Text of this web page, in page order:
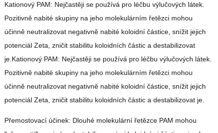
Kationový PAM: Nejčastěji se používá pro léčbu výlučových látek.
Pozitivně nabité skupiny na jeho molekulárním řetězci mohou
účinně neutralizovat negativně nabité koloidní částice, snížit jejich
potenciál Zeta, zničit stabilitu koloidních částic a destabilizovat
je.Kationový PAM: Nejčastěji se používá pro léčbu výlučových látek.
Pozitivně nabité skupiny na jeho molekulárním řetězci mohou
účinně neutralizovat negativně nabité koloidní částice, snížit jejich
potenciál Zeta, zničit stabilitu koloidních částic a destabilizovat je.
Přemostovací účinek: Dlouhé molekulární řetězce PAM mohou